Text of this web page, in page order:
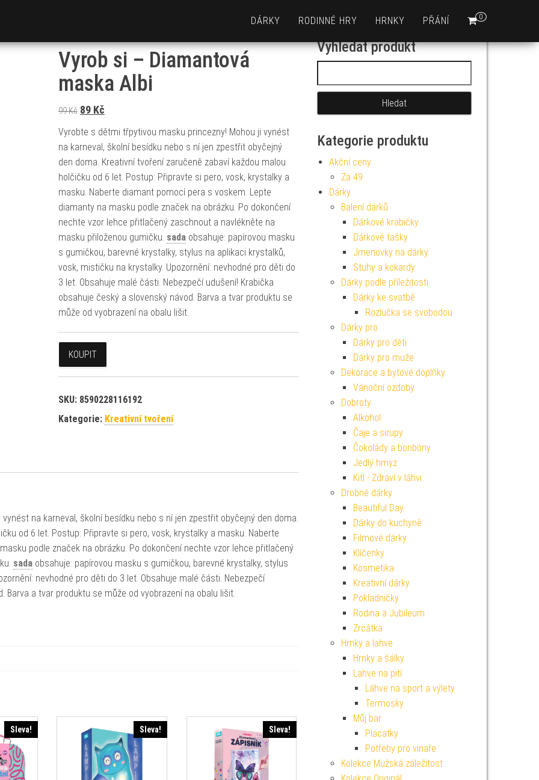
0
DÁRKY RODINNÉ HRY HRNKY PŘÁNÍ
Vyrob si – Diamantová
maska Albi
99Kč Původní cena byla: 99 Kč.
89 KčAktuální cena je: 89 Kč.
Vyrobte s dětmi třpytivou masku princezny! Mohou ji vynést
na karneval, školní besídku nebo s ní jen zpestřit obyčejný
den doma. Kreativní tvoření zaručeně zabaví každou malou
holčičku od 6 let. Postup: Připravte si pero, vosk, krystalky a
masku. Naberte diamant pomocí pera s voskem. Lepte
diamanty na masku podle značek na obrázku. Po dokončení
nechte vzor lehce přitlačený zaschnout a navlékněte na
masku přiloženou gumičku. sadaobsahuje: papírovou masku
s gumičkou, barevné krystalky, stylus na aplikaci krystalků,
vosk, mističku na krystalky. Upozornění: nevhodné pro děti do
3 let. Obsahuje malé části. Nebezpečí udušení! Krabička
obsahuje český a slovenský návod. Barva a tvar produktu se
může od vyobrazení na obalu lišit.
KOUPIT
SKU: 8590228116192
Kategorie: Kreativní tvoření
na karneval, školní besídku nebo s ní jen zpestřit obyčejný den doma.
od 6 let. Postup: Připravte si pero, vosk, krystalky a masku. Naberte
podle značek na obrázku. Po dokončení nechte vzor lehce přitlačený
sada obsahuje: papírovou masku s gumičkou, barevné krystalky, stylus
nevhodné pro děti do 3 let. Obsahuje malé části. Nebezpečí
Barva a tvar produktu se může od vyobrazení na obalu lišit.
Sleva! Sleva! Sleva!
Vyhledat produkt
Kategorie produktu
Akční ceny
Za 49
Dárky
Balení dárků
Dárkové krabičky
Dárkové tašky
Jmenovky na dárky
Stuhy a kokardy
Dárky podle příležitosti
Dárky ke svatbě
Rozlučka se svobodou
Dárky pro
Dárky pro děti
Dárky pro muže
Dekorace a bytové doplňky
Vánoční ozdoby
Dobroty
Alkohol
Čaje a sirupy
Čokolády a bonbóny
Jedlý hmyz
Kitl - Zdraví v láhvi
Drobné dárky
Beautiful Day
Dárky do kuchyně
Filmové dárky
Klíčenky
Kosmetika
Kreativní dárky
Pokladničky
Rodina a Jubileum
Zrcátka
Hrnky a lahve
Hrnky a šálky
Lahve na pití
Láhve na sport a výlety
Termosky
Můj bar
Placatky
Potřeby pro vinaře
Kolekce Mužská záležitost